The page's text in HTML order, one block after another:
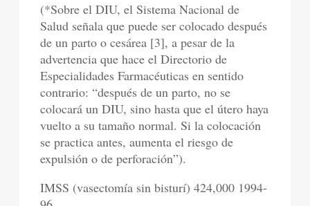
(*Sobre el DIU, el Sistema Nacional de
Salud señala que puede ser colocado después
de un parto o cesárea [3], a pesar de la
advertencia que hace el Directorio de
Especialidades Farmacéuticas en sentido
contrario: “después de un parto, no se
colocará un DIU, sino hasta que el útero haya
vuelto a su tamaño normal. Si la colocación
se practica antes, aumenta el riesgo de
expulsión o de perforación”).
IMSS (vasectomía sin bisturí) 424,000 1994-